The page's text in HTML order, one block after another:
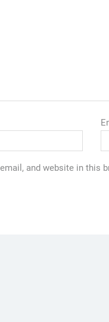
and website in this